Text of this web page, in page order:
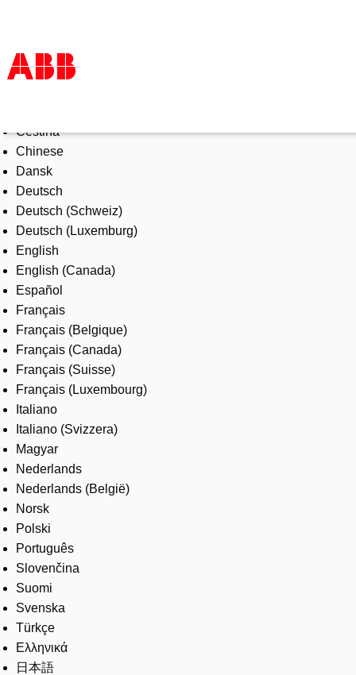
Products & Solutions
Industries
Services
About us
Where to buy
Contact us
Careers
Čeština
Chinese
Dansk
Deutsch
Deutsch (Schweiz)
Deutsch (Luxemburg)
English
English (Canada)
Español
Français
Français (Belgique)
Français (Canada)
Français (Suisse)
Français (Luxembourg)
Italiano
Italiano (Svizzera)
Magyar
Nederlands
Nederlands (België)
Norsk
Polski
Português
Slovenčina
Suomi
Svenska
Türkçe
Ελληνικά
日本語